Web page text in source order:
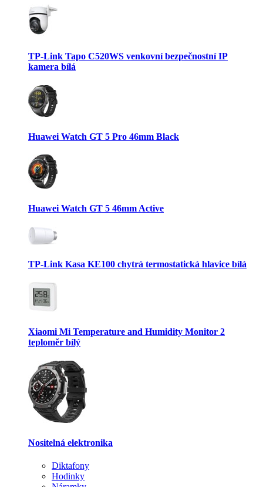
TP-Link Tapo C520WS venkovní bezpečnostní IP
kamera bílá
Huawei Watch GT 5 Pro 46mm Black
Huawei Watch GT 5 46mm Active
TP-Link Kasa KE100 chytrá termostatická hlavice bílá
Xiaomi Mi Temperature and Humidity Monitor 2
teploměr bílý
Nositelná elektronika
Diktafony
Hodinky